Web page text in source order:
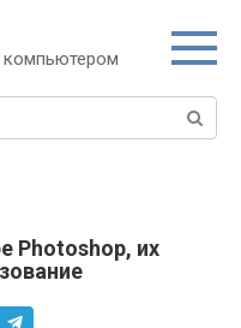
компьютером
Photoshop, их